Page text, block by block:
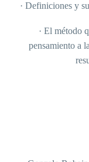
· Definiciones y
· El método
pensamiento a